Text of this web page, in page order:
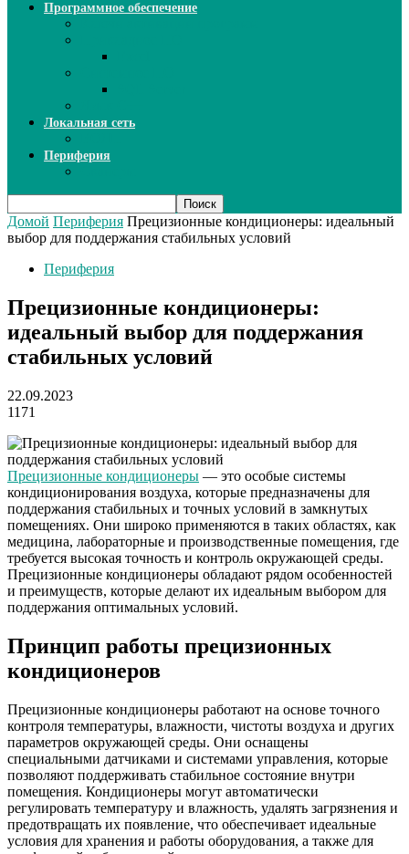
Программное обеспечение
Локальная сеть
Периферия
Домой Периферия Прецизионные кондиционеры: идеальный
выбор для поддержания стабильных условий
Периферия
Прецизионные кондиционеры:
идеальный выбор для поддержания
стабильных условий
22.09.2023
1171
Прецизионные кондиционеры — это особые системы
кондиционирования воздуха, которые предназначены для
поддержания стабильных и точных условий в замкнутых
помещениях. Они широко применяются в таких областях, как
медицина, лабораторные и производственные помещения, где
требуется высокая точность и контроль окружающей среды.
Прецизионные кондиционеры обладают рядом особенностей
и преимуществ, которые делают их идеальным выбором для
поддержания оптимальных условий.
Принцип работы прецизионных
кондиционеров
Прецизионные кондиционеры работают на основе точного
контроля температуры, влажности, чистоты воздуха и других
параметров окружающей среды. Они оснащены
специальными датчиками и системами управления, которые
позволяют поддерживать стабильное состояние внутри
помещения. Кондиционеры могут автоматически
регулировать температуру и влажность, удалять загрязнения и
предотвращать их появление, что обеспечивает идеальные
условия для хранения и работы оборудования, а также для